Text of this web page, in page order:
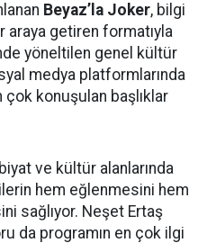
Beyaz’la Joker, bilgi
araya getiren formatıyla
yöneltilen genel kültür
medya platformlarında
çok konuşulan başlıklar
ve kültür alanlarında
hem eğlenmesini hem
sağlıyor. Neşet Ertaş
da programın en çok ilgi